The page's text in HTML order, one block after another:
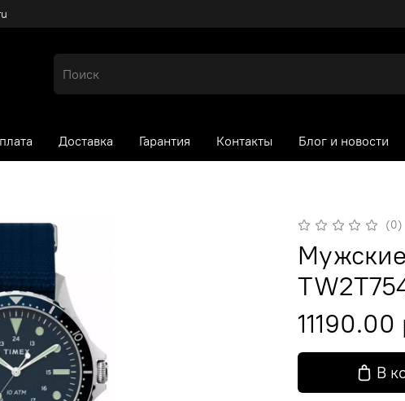
Доставка Гарантия Контакты Блог и новости
(0)
11190.00
В